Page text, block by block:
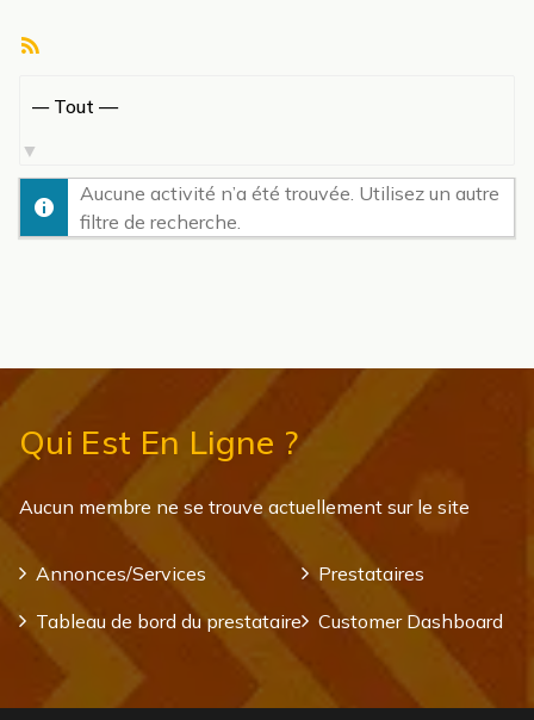
par
activité:
Aucune activité n’a été trouvée. Utilisez un autre
filtre de recherche.
Qui Est En Ligne ?
Aucun membre ne se trouve actuellement sur le site
Annonces/Services
Prestataires
Tableau de bord du prestataire
Customer Dashboard